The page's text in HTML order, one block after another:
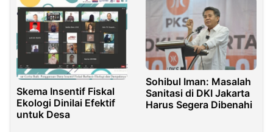
Skema Insentif Fiskal
Ekologi Dinilai Efektif
untuk Desa
Sohibul Iman: Masalah
Sanitasi di DKI Jakarta
Harus Segera Dibenahi